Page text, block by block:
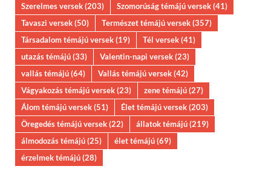
Szerelmes versek(203) Szomorúság témájú versek(41)
Tavaszi versek(50) Természet témájú versek(357)
Társadalom témájú versek(19) Tél versek(41)
utazás témájú(33) Valentin-napi versek(23)
vallás témájú(64) Vallás témájú versek(42)
Vágyakozás témájú versek(23) zene témájú(27)
Álom témájú versek(51) Élet témájú versek(203)
Öregedés témájú versek(22) állatok témájú(219)
álmodozás témájú(25) élet témájú(69)
érzelmek témájú(28)